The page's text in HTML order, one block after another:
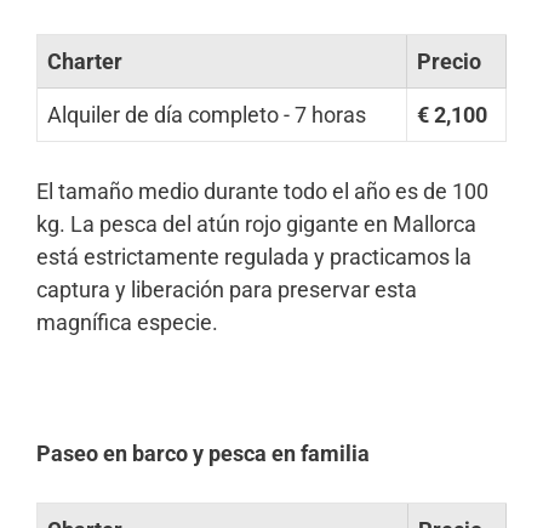
Charter Precio
Alquiler de día completo - 7 horas € 2,100
El tamaño medio durante todo el año es de 100
kg. La pesca del atún rojo gigante en Mallorca
está estrictamente regulada y practicamos la
captura y liberación para preservar esta
magnífica especie.
Paseo en barco y pesca en familia